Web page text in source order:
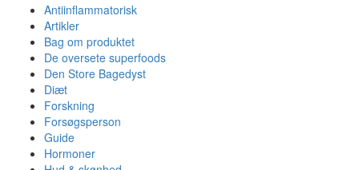
Antiinflammatorisk
Artikler
Bag om produktet
De oversete superfoods
Den Store Bagedyst
Diæt
Forskning
Forsøgsperson
Guide
Hormoner